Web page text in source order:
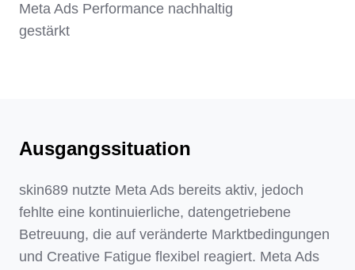
Meta Ads Performance nachhaltig
gestärkt
Ausgangssituation
skin689 nutzte Meta Ads bereits aktiv, jedoch
fehlte eine kontinuierliche, datengetriebene
Betreuung, die auf veränderte Marktbedingungen
und Creative Fatigue flexibel reagiert. Meta Ads